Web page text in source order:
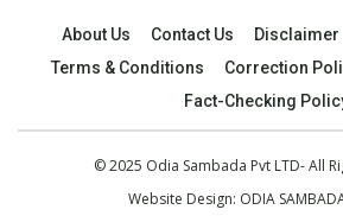
About Us Contact Us Disclaimer
Terms & Conditions
Correction
Fact-Checking
© 2025 Odia Sambada Pvt LTD- All
Website Design: ODIA